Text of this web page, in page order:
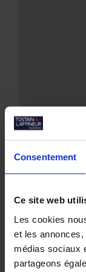
Consentement
Ce site web
Les cookies
et les
médias sociaux
partageons
Nos